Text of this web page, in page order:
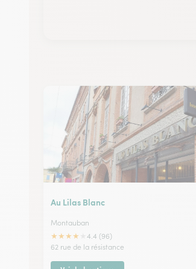
Au Lilas Blanc
Montauban
★★★★
4.4 (96)
62 rue de la résistance